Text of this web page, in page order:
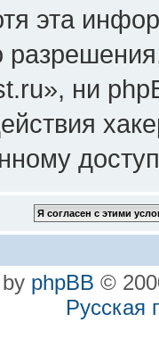
эта
ни
phpBB ©
Русская